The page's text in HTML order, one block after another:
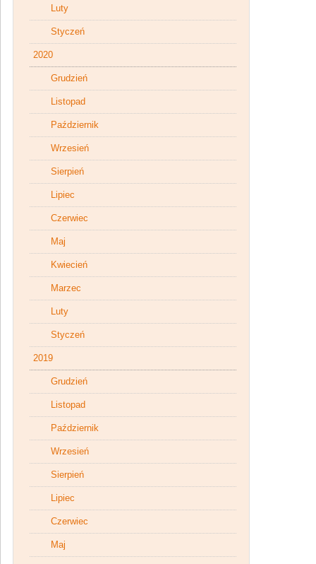
Luty
Styczeń
2020
Grudzień
Listopad
Październik
Wrzesień
Sierpień
Lipiec
Czerwiec
Maj
Kwiecień
Marzec
Luty
Styczeń
2019
Grudzień
Listopad
Październik
Wrzesień
Sierpień
Lipiec
Czerwiec
Maj